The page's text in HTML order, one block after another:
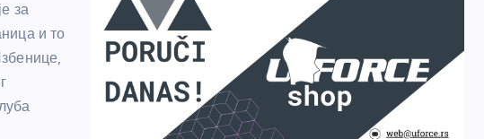
за
и то